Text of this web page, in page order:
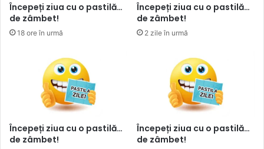
Începeți ziua cu o pastilă…
de zâmbet!
18 ore în urmă
Începeți ziua cu o pastilă…
de zâmbet!
2 zile în urmă
Începeți ziua cu o pastilă…
de zâmbet!
Începeți ziua cu o pastilă…
de zâmbet!